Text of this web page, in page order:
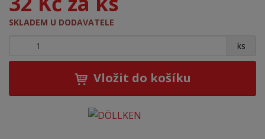
SKLADEM U DODAVATELE
ks
+-
Vložit do košíku